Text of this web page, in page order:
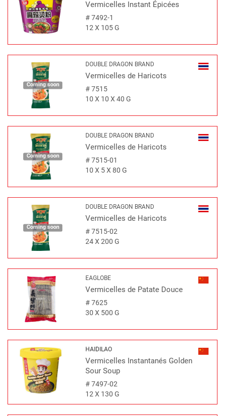
Vermicelles Instant Épicées
#7492-1
12 X 105 G
Coming soon
DOUBLE DRAGON BRAND
Vermicelles de Haricots
#7515
10 X 10 X 40 G
Coming soon
DOUBLE DRAGON BRAND
Vermicelles de Haricots
#7515-01
10 X 5 X 80 G
Coming soon
DOUBLE DRAGON BRAND
Vermicelles de Haricots
#7515-02
24 X 200 G
EAGLOBE
Vermicelles de Patate Douce
#7625
30 X 500 G
HAIDILAO
Vermicelles Instantanés Golden
Sour Soup
#7497-02
12 X 130 G